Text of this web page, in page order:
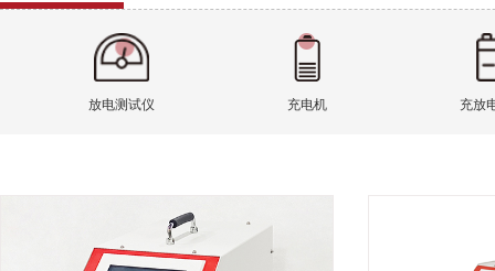
放电测试仪 充电机 充放